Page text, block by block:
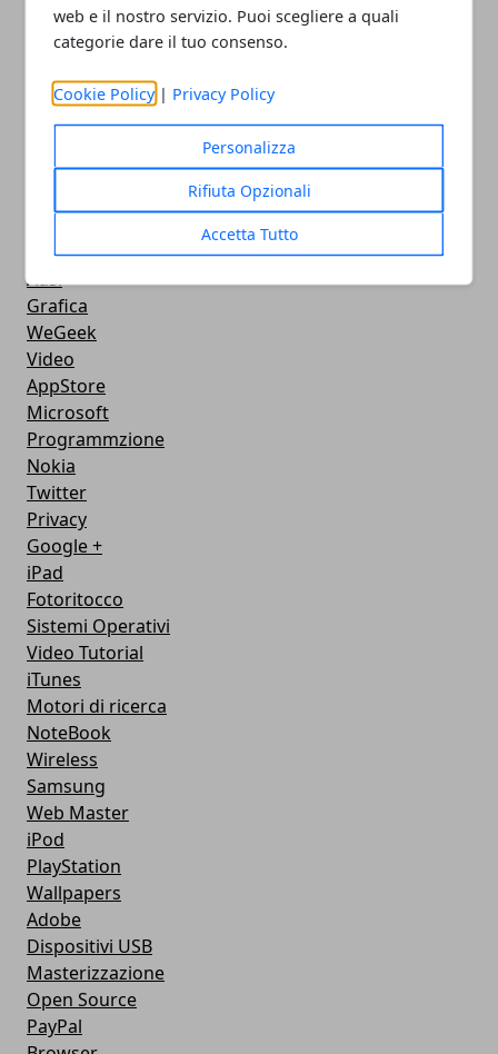
web e il nostro servizio. Puoi scegliere a quali
categorie dare il tuo consenso.
Cookie Policy | Privacy Policy
Personalizza
Rifiuta Opzionali
Accetta Tutto
Android
Musica
FaceBook
Google Maps
Hardware
Chat
Adsl
Grafica
WeGeek
Video
AppStore
Microsoft
Programmzione
Nokia
Twitter
Privacy
Google +
iPad
Fotoritocco
Sistemi Operativi
Video Tutorial
iTunes
Motori di ricerca
NoteBook
Wireless
Samsung
Web Master
iPod
PlayStation
Wallpapers
Adobe
Dispositivi USB
Masterizzazione
Open Source
PayPal